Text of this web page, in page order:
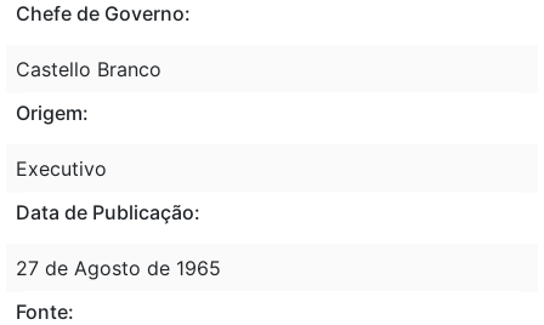
Chefe de Governo:
Castello Branco
Origem:
Executivo
Data de Publicação:
27 de Agosto de 1965
Fonte: